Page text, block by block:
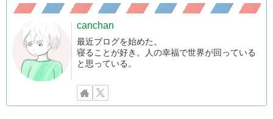
canchan
最近ブログを始めた。
寝ることが好き。人の幸福で世界が回っている
と思っている。